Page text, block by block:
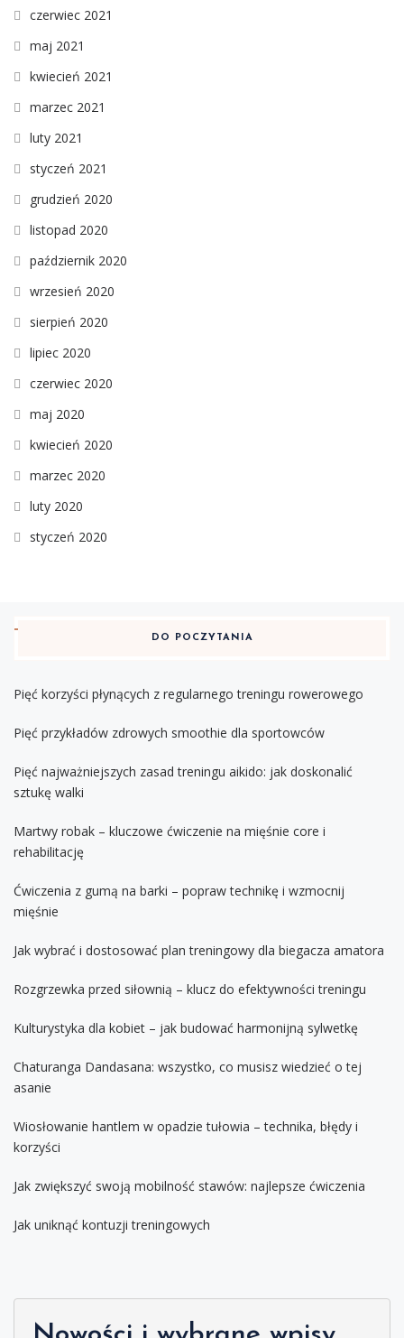
czerwiec 2021
maj 2021
kwiecień 2021
marzec 2021
luty 2021
styczeń 2021
grudzień 2020
listopad 2020
październik 2020
wrzesień 2020
sierpień 2020
lipiec 2020
czerwiec 2020
maj 2020
kwiecień 2020
marzec 2020
luty 2020
styczeń 2020
DO POCZYTANIA
Pięć korzyści płynących z regularnego treningu rowerowego
Pięć przykładów zdrowych smoothie dla sportowców
Pięć najważniejszych zasad treningu aikido: jak doskonalić
sztukę walki
Martwy robak – kluczowe ćwiczenie na mięśnie core i
rehabilitację
Ćwiczenia z gumą na barki – popraw technikę i wzmocnij
mięśnie
Jak wybrać i dostosować plan treningowy dla biegacza amatora
Rozgrzewka przed siłownią – klucz do efektywności treningu
Kulturystyka dla kobiet – jak budować harmonijną sylwetkę
Chaturanga Dandasana: wszystko, co musisz wiedzieć o tej
asanie
Wiosłowanie hantlem w opadzie tułowia – technika, błędy i
korzyści
Jak zwiększyć swoją mobilność stawów: najlepsze ćwiczenia
Jak uniknąć kontuzji treningowych